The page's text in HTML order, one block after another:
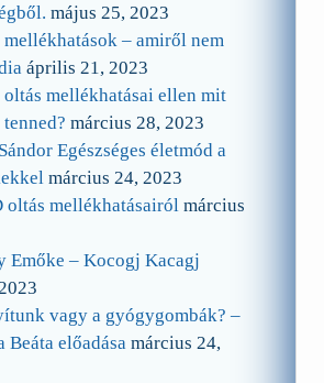
május 25, 2023
– amiről nem
április 21, 2023
mellékhatásai ellen mit
március 28, 2023
Egészséges életmód a
március 24, 2023
oltás mellékhatásairól március
Emőke – Kocogj Kacagj
vagy a gyógygombák? –
Beáta előadása március 24,